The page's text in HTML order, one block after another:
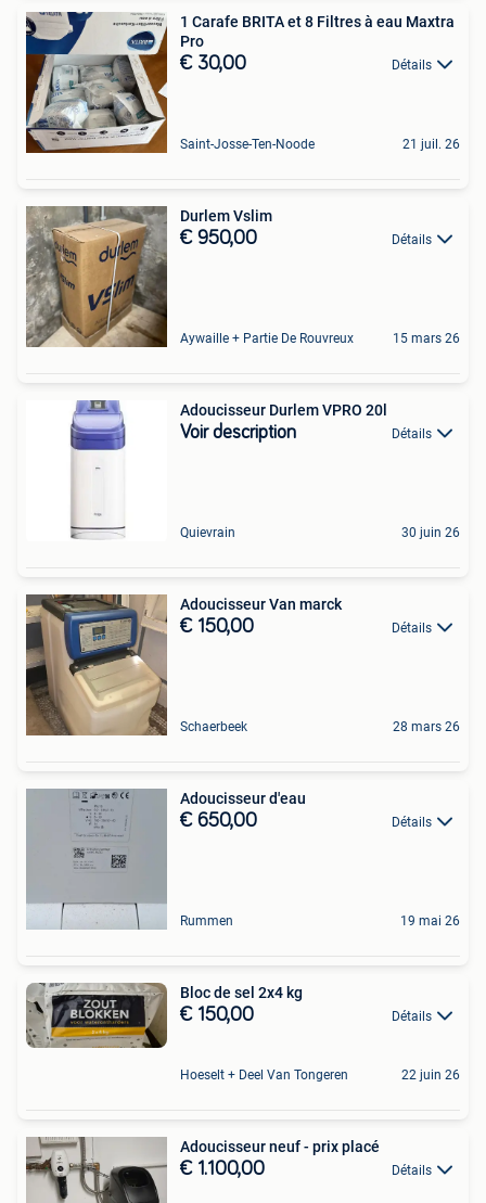
1 Carafe BRITA et 8 Filtres à eau Maxtra
Pro
€ 30,00 Détails
Saint-Josse-Ten-Noode 21 juil. 26
Durlem Vslim
€ 950,00 Détails
Aywaille + Partie De Rouvreux 15 mars 26
Adoucisseur Durlem VPRO 20l
Voir description Détails
Quievrain 30 juin 26
Adoucisseur Van marck
€ 150,00 Détails
Schaerbeek 28 mars 26
Adoucisseur d'eau
€ 650,00 Détails
Rummen 19 mai 26
Bloc de sel 2x4 kg
€ 150,00 Détails
Hoeselt + Deel Van Tongeren 22 juin 26
Adoucisseur neuf - prix placé
€ 1.100,00 Détails